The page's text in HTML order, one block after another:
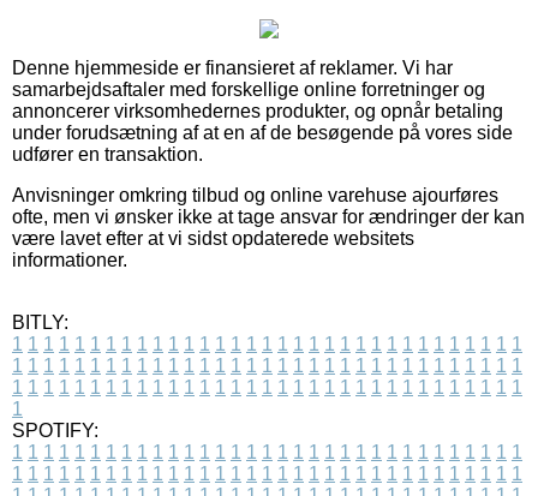
Denne hjemmeside er finansieret af reklamer. Vi har
samarbejdsaftaler med forskellige online forretninger og
annoncerer virksomhedernes produkter, og opnår betaling
under forudsætning af at en af de besøgende på vores side
udfører en transaktion.
Anvisninger omkring tilbud og online varehuse ajourføres
ofte, men vi ønsker ikke at tage ansvar for ændringer der kan
være lavet efter at vi sidst opdaterede websitets
informationer.
BITLY:
1 1 1 1 1 1 1 1 1 1 1 1 1 1 1 1 1 1 1 1 1 1 1 1 1 1 1 1 1 1 1 1 1
1 1 1 1 1 1 1 1 1 1 1 1 1 1 1 1 1 1 1 1 1 1 1 1 1 1 1 1 1 1 1 1 1
1 1 1 1 1 1 1 1 1 1 1 1 1 1 1 1 1 1 1 1 1 1 1 1 1 1 1 1 1 1 1 1 1
1
SPOTIFY:
1 1 1 1 1 1 1 1 1 1 1 1 1 1 1 1 1 1 1 1 1 1 1 1 1 1 1 1 1 1 1 1 1
1 1 1 1 1 1 1 1 1 1 1 1 1 1 1 1 1 1 1 1 1 1 1 1 1 1 1 1 1 1 1 1 1